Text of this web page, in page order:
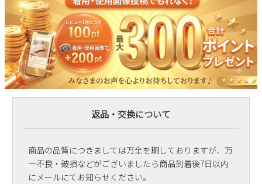
返品・交換について
商品の品質につきましては万全を期しておりますが、万
一不良・破損などがございましたら商品到着後7日以内
にメールにてお知らせください。